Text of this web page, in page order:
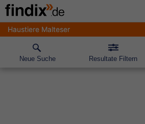
Haustiere Malteser
Neue Suche Resultate Filtern